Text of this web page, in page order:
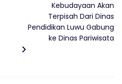
Kebudayaan Akan
Terpisah Dari Dinas
Pendidikan Luwu Gabung
ke Dinas Pariwisata